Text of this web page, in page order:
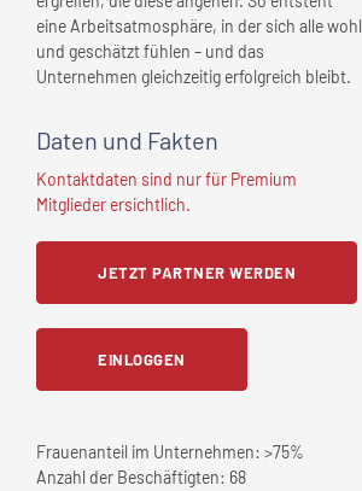
eine Arbeitsatmosphäre, in der sich alle wohl
und geschätzt fühlen – und das
Unternehmen gleichzeitig erfolgreich bleibt.
Daten und Fakten
Kontaktdaten sind nur für Premium
Mitglieder ersichtlich.
JETZT PARTNER WERDEN
EINLOGGEN
Frauenanteil im Unternehmen: >75%
Anzahl der Beschäftigten: 68